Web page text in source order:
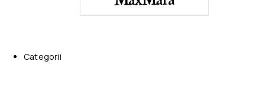
Categorii